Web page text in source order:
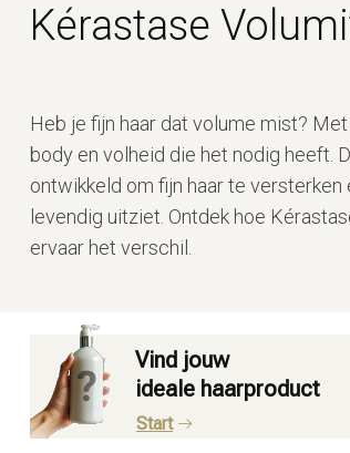
Kérastase
Heb je fijn haar dat volume mist?
body en volheid die het nodig heeft.
ontwikkeld om fijn haar te
levendig uitziet. Ontdek hoe
ervaar het verschil.
Vind jouw
ideale haarproduct
Start